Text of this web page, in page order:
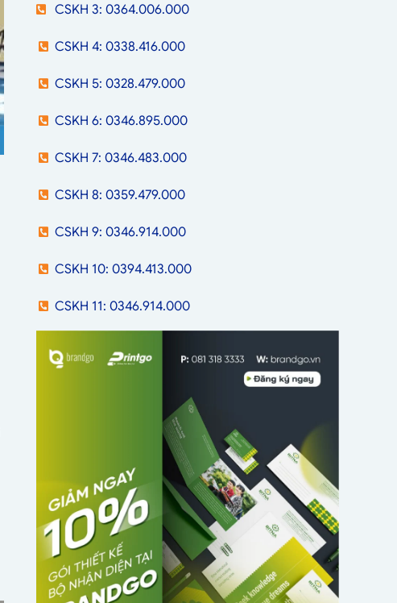
CSKH 3: 0364.006.000
CSKH 4: 0338.416.000
CSKH 5: 0328.479.000
CSKH 6: 0346.895.000
CSKH 7: 0346.483.000
CSKH 8: 0359.479.000
CSKH 9: 0346.914.000
CSKH 10: 0394.413.000
CSKH 11: 0346.914.000